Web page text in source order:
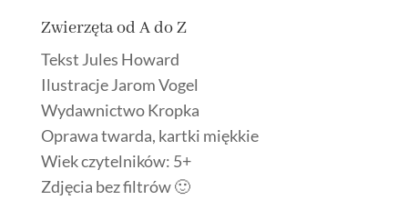
Zwierzęta od A do Z
Tekst Jules Howard
Ilustracje Jarom Vogel
Wydawnictwo Kropka
Oprawa twarda, kartki miękkie
Wiek czytelników: 5+
Zdjęcia bez filtrów 🙂